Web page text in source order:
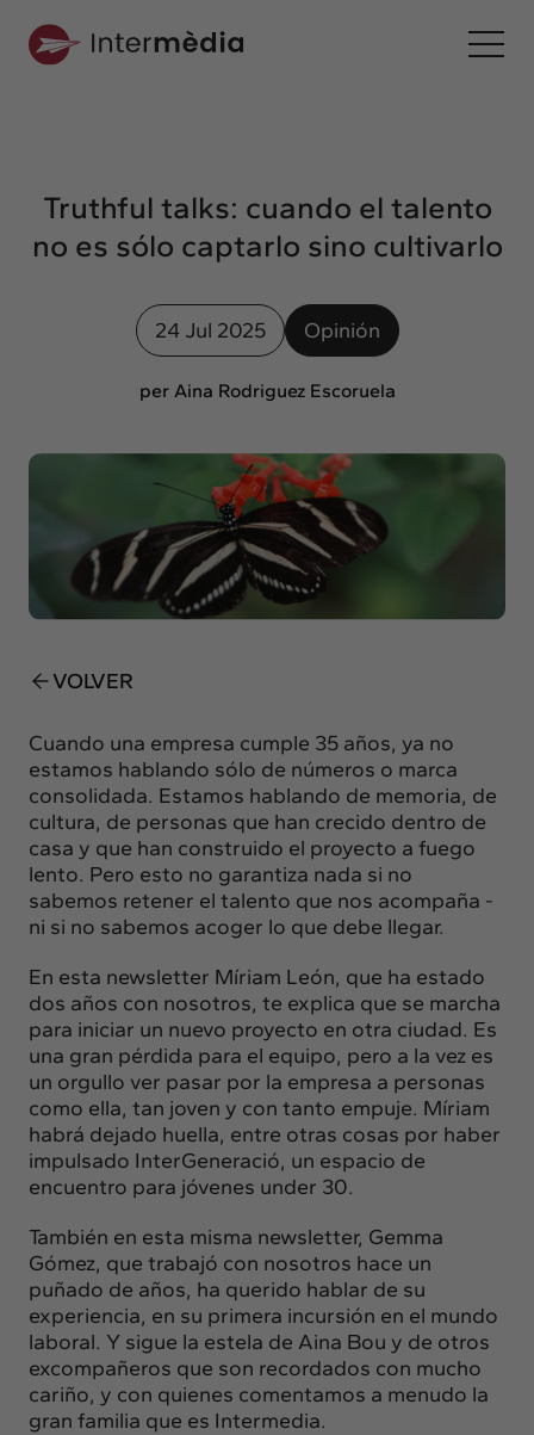
Interconexión
Nuestros servicios
Interacción
Proyectos
Intermèdia
Interrelación
Insights
Actualidad
Intercambio
Truthful talks: cuando el talento
no es sólo captarlo sino cultivarlo
24 Jul 2025 Opinión
per Aina Rodriguez Escoruela
VOLVER
Cuando una empresa cumple 35 años, ya no
estamos hablando sólo de números o marca
consolidada. Estamos hablando de memoria, de
cultura, de personas que han crecido dentro de
casa y que han construido el proyecto a fuego
lento. Pero esto no garantiza nada si no
sabemos retener el talento que nos acompaña -
ni si no sabemos acoger lo que debe llegar.
En esta newsletter Míriam León, que ha estado
dos años con nosotros, te explica que se marcha
para iniciar un nuevo proyecto en otra ciudad. Es
una gran pérdida para el equipo, pero a la vez es
un orgullo ver pasar por la empresa a personas
como ella, tan joven y con tanto empuje. Míriam
habrá dejado huella, entre otras cosas por haber
impulsado InterGeneració, un espacio de
encuentro para jóvenes under 30.
También en esta misma newsletter, Gemma
Gómez, que trabajó con nosotros hace un
puñado de años, ha querido hablar de su
experiencia, en su primera incursión en el mundo
laboral. Y sigue la estela de Aina Bou y de otros
excompañeros que son recordados con mucho
cariño, y con quienes comentamos a menudo la
gran familia que es Intermedia.